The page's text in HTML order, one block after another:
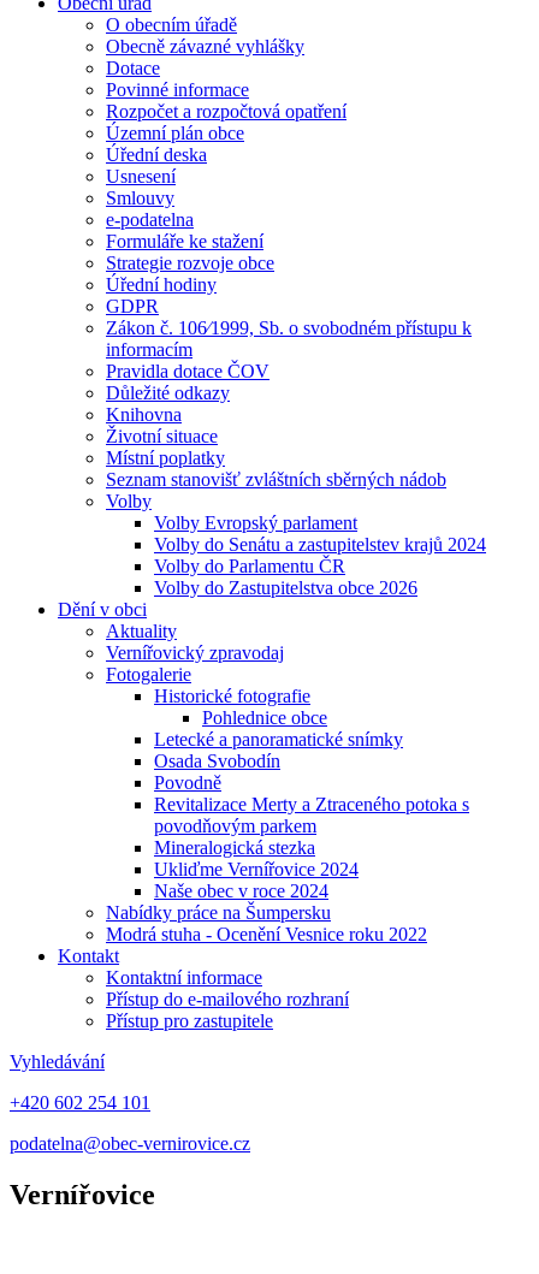
O obecním úřadě
Obecně závazné vyhlášky
Dotace
Povinné informace
Rozpočet a rozpočtová opatření
Územní plán obce
Úřední deska
Usnesení
Smlouvy
e-podatelna
Formuláře ke stažení
Strategie rozvoje obce
Úřední hodiny
GDPR
Zákon č. 106⁄1999, Sb. o svobodném přístupu k
informacím
Pravidla dotace ČOV
Důležité odkazy
Knihovna
Životní situace
Místní poplatky
Seznam stanovišť zvláštních sběrných nádob
Volby
Volby Evropský parlament
Volby do Senátu a zastupitelstev krajů 2024
Volby do Parlamentu ČR
Volby do Zastupitelstva obce 2026
Dění v obci
Aktuality
Vernířovický zpravodaj
Fotogalerie
Historické fotografie
Pohlednice obce
Letecké a panoramatické snímky
Osada Svobodín
Povodně
Revitalizace Merty a Ztraceného potoka s
povodňovým parkem
Mineralogická stezka
Ukliďme Vernířovice 2024
Naše obec v roce 2024
Nabídky práce na Šumpersku
Modrá stuha - Ocenění Vesnice roku 2022
Kontakt
Kontaktní informace
Přístup do e-mailového rozhraní
Přístup pro zastupitele
Vyhledávání
+420 602 254 101
podatelna@obec-vernirovice.cz
Vernířovice